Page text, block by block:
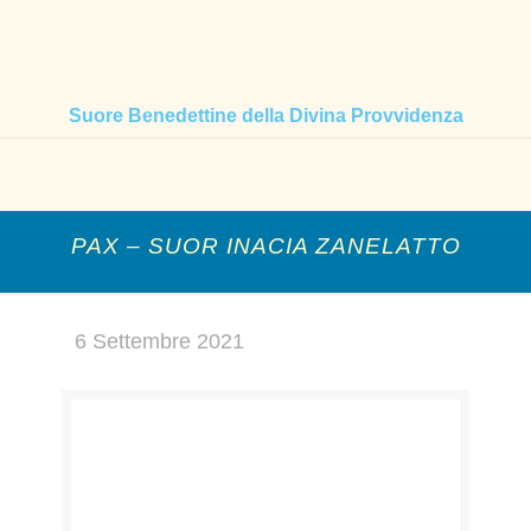
Suore Benedettine della Divina Provvidenza
PAX – SUOR INACIA ZANELATTO
6 Settembre 2021